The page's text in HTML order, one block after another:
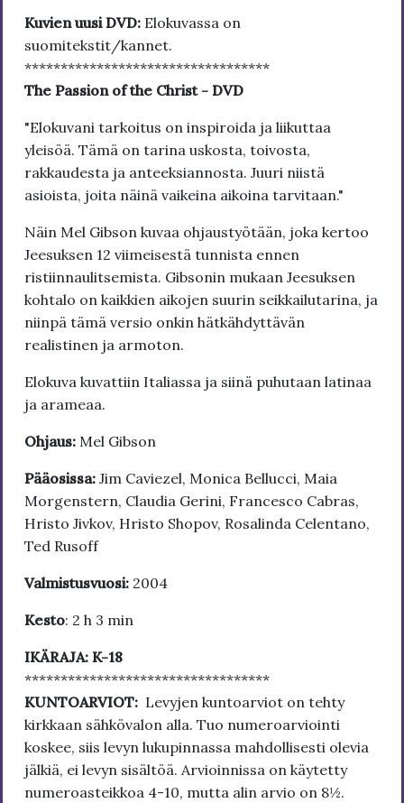
Kuvien uusi DVD: Elokuvassa on
suomitekstit/kannet.
**********************************
The Passion of the Christ - DVD
"Elokuvani tarkoitus on inspiroida ja liikuttaa
yleisöä. Tämä on tarina uskosta, toivosta,
rakkaudesta ja anteeksiannosta. Juuri niistä
asioista, joita näinä vaikeina aikoina tarvitaan."
Näin Mel Gibson kuvaa ohjaustyötään, joka kertoo
Jeesuksen 12 viimeisestä tunnista ennen
ristiinnaulitsemista. Gibsonin mukaan Jeesuksen
kohtalo on kaikkien aikojen suurin seikkailutarina, ja
niinpä tämä versio onkin hätkähdyttävän
realistinen ja armoton.
Elokuva kuvattiin Italiassa ja siinä puhutaan latinaa
ja arameaa.
Ohjaus: Mel Gibson
Pääosissa: Jim Caviezel, Monica Bellucci, Maia
Morgenstern, Claudia Gerini, Francesco Cabras,
Hristo Jivkov, Hristo Shopov, Rosalinda Celentano,
Ted Rusoff
Valmistusvuosi: 2004
Kesto: 2 h 3 min
IKÄRAJA: K-18
**********************************
KUNTOARVIOT: Levyjen kuntoarviot on tehty
kirkkaan sähkövalon alla. Tuo numeroarviointi
koskee, siis levyn lukupinnassa mahdollisesti olevia
jälkiä, ei levyn sisältöä. Arvioinnissa on käytetty
numeroasteikkoa 4-10, mutta alin arvio on 8½.